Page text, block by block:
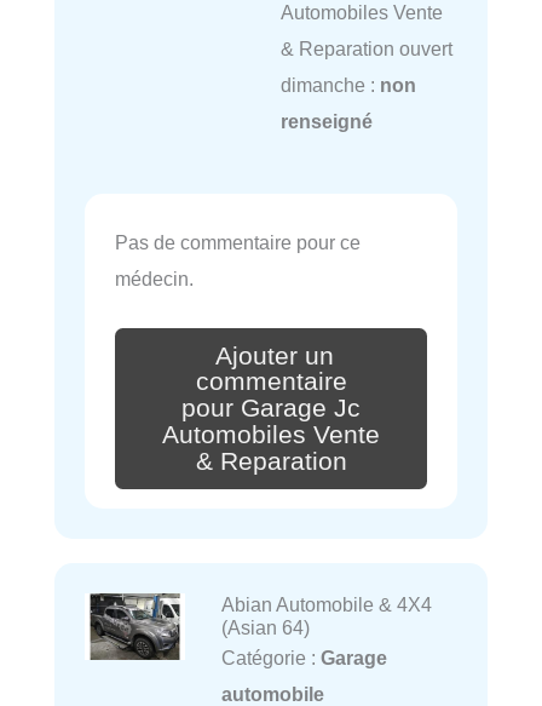
Automobiles Vente
& Reparation ouvert
dimanche : non
renseigné
Pas de commentaire pour ce
médecin.
Ajouter un
commentaire
pour Garage Jc
Automobiles Vente
& Reparation
Abian Automobile & 4X4
(Asian 64)
Catégorie : Garage
automobile